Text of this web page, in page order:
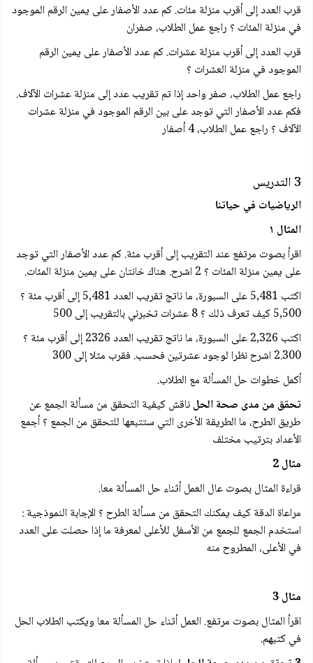
قرب العدد إلى أقرب منزلة مئات. كم عدد الأصفار على يمين الرقم الموجود
في منزلة المئات ؟ راجع عمل الطلاب، صفران
قرب العدد إلى أقرب منزلة عشرات. كم عدد الأصفار على يمين الرقم
الموجود في منزلة العشرات ؟
راجع عمل الطلاب، صفر واحد إذا تم تقريب عدد إلى منزلة عشرات الآلاف.
فكم عدد الأصفار التي توجد على بين الرقم الموجود في منزلة عشرات
الآلاف ؟ راجع عمل الطلاب، 4 أصفار
3 التدريس
الرياضيات في حياتنا
المثال ١
اقرأ بصوت مرتفع عند التقريب إلى أقرب مئة. كم عدد الأصفار التي توجد
على يمين منزلة المئات ؟ 2 اشرح. هناك خانتان على يمين منزلة المئات.
اكتب 5,481 على السبورة، ما ناتج تقريب العدد 5,481 إلى أقرب مئة ؟
5,500 کیف تعرف ذلك ؟ 8 عشرات تخبرني بالتقريب إلى 500
اکتب 2,326 على السبورة، ما ناتج تقريب العدد 2326 إلى أقرب مئة ؟
2.300 اشرح نظرا لوجود عشرتين فحسب. فقرب مثلا إلى 300
أكمل خطوات حل المسألة مع الطلاب.
تحقق من مدى صحة الحلناقش كيفية التحقق من مسألة الجمع عن
طريق الطرح، ما الطريقة الأخرى التي ستتبعها للتحقق من الجمع ؟ أجمع
الأعداد بترتیب مختلف
مثال 2
قراءة المثال بصوت عال العمل أثناء حل المسألة معا.
مراعاة الدقة كيف يمكنك التحقق من مسألة الطرح ؟ الإجابة النموذجية :
استخدم الجمع للجمع من الأسفل للأعلى لمعرفة ما إذا حصلت على العدد
في الأعلى، المطروح منه
مثال 3
اقرأ المثال بصوت مرتفع. العمل أثناء حل المسألة معا ويكتب الطلاب الحل
في كتبهم.